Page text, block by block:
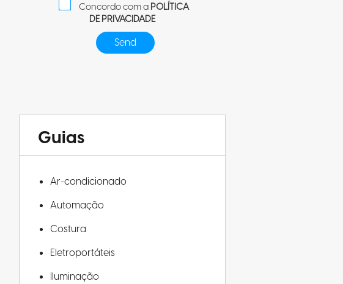
Concordo com aPOLÍTICA
DE PRIVACIDADE
Guias
Ar-condicionado
Automação
Costura
Eletroportáteis
Iluminação